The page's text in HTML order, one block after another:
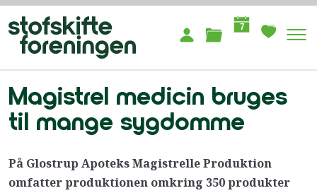
7
Magistrel medicin bruges
til mange sygdomme
På Glostrup Apoteks Magistrelle Produktion
omfatter produktionen omkring 350 produkter